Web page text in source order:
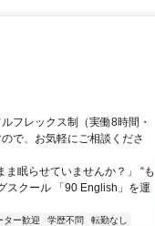
フレックス制（実働8時間・
で、お気軽にご相談くださ
眠らせていませんか？」 “も
スクール 「90 English」を運
ター歓迎 学歴不問
転勤なし